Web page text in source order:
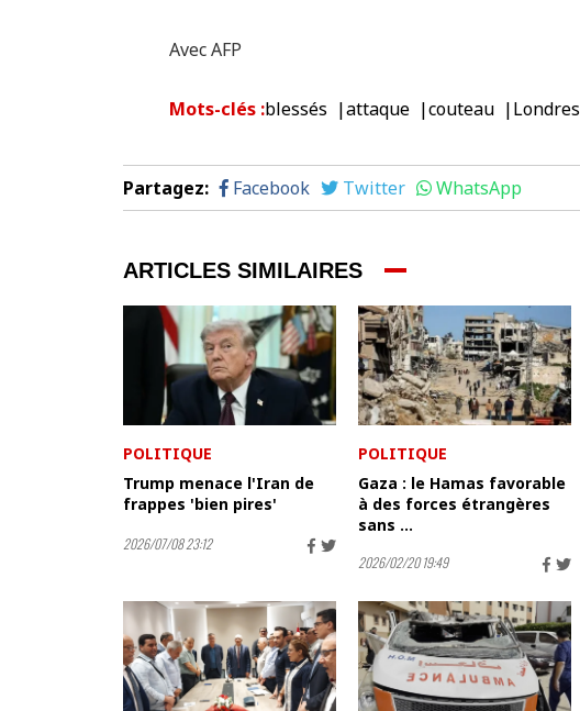
Avec AFP
Mots-clés:blessés attaque couteau Londres
Partagez: Facebook Twitter WhatsApp
ARTICLES SIMILAIRES
POLITIQUE
Trump menace l'Iran de
frappes 'bien pires'
2026/07/08 23:12
POLITIQUE
Gaza : le Hamas favorable
à des forces étrangères
sans ...
2026/02/20 19:49